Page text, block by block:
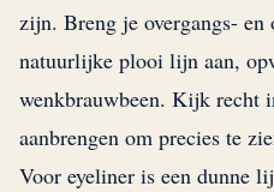
zijn. Breng je overgangs-
natuurlijke plooi lijn aan,
wenkbrauwbeen. Kijk recht
aanbrengen om precies te
Voor eyeliner is een dunne